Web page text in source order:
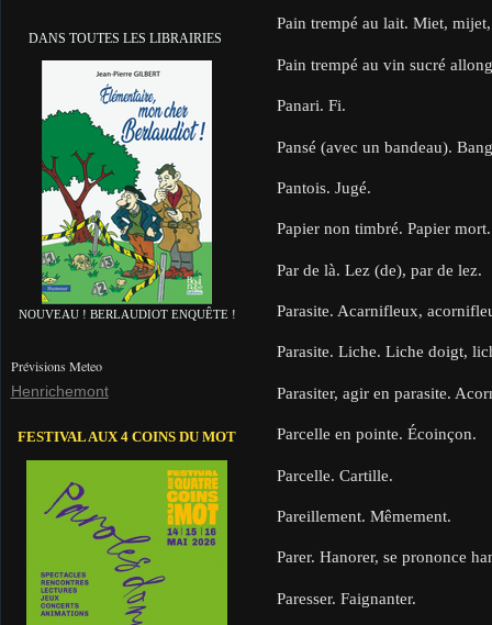
DANS TOUTES LES LIBRAIRIES
NOUVEAU ! BERLAUDIOT ENQUÊTE !
Prévisions Meteo
Henrichemont
FESTIVAL AUX 4 COINS DU MOT
Pain trempé au lait. Miet,
Pain trempé au vin sucré
Panari. Fi.
Pansé (avec un bandeau).
Pantois. Jugé.
Papier non timbré. Papier mort.
Par de là. Lez (de), par de lez.
Parasite. Acarnifleux,
Parasite. Liche. Liche doigt,
Parasiter, agir en parasite.
Parcelle en pointe. Écoinçon.
Parcelle. Cartille.
Pareillement. Mêmement.
Parer. Hanorer, se prononce
Paresser. Faignanter.